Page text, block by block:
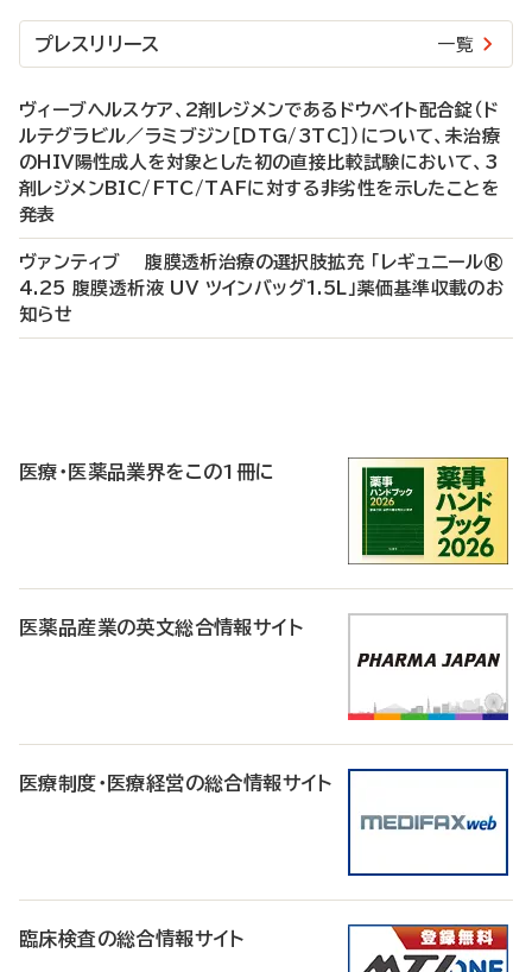
プレスリリース 一覧
ヴィーブヘルスケア、2剤レジメンであるドウベイト配合錠（ド
ルテグラビル／ラミブジン［DTG/3TC］）について、未治療
のHIV陽性成人を対象とした初の直接比較試験において、3
剤レジメンBIC/FTC/TAFに対する非劣性を示したことを
発表
ヴァンティブ 腹膜透析治療の選択肢拡充 「レギュニール®
4.25 腹膜透析液 UV ツインバッグ1.5L」薬価基準収載のお
知らせ
医療・医薬品業界をこの1冊に
医薬品産業の英文総合情報サイト
医療制度・医療経営の総合情報サイト
臨床検査の総合情報サイト